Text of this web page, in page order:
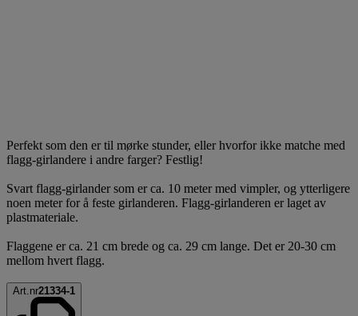
Perfekt som den er til mørke stunder, eller hvorfor ikke matche med
flagg-girlandere i andre farger? Festlig!
Svart flagg-girlander som er ca. 10 meter med vimpler, og ytterligere
noen meter for å feste girlanderen. Flagg-girlanderen er laget av
plastmateriale.
Flaggene er ca. 21 cm brede og ca. 29 cm lange. Det er 20-30 cm
mellom hvert flagg.
Art.nr21334-1